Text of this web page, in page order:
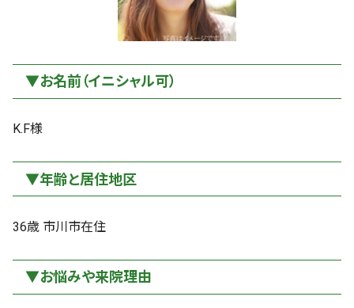
▼お名前（イニシャル可）
K.F様
▼年齢と居住地区
36歳 市川市在住
▼お悩みや来院理由